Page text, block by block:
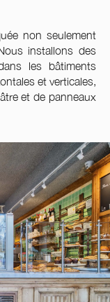
non seulement
installons des
les bâtiments
et verticales,
et de panneaux